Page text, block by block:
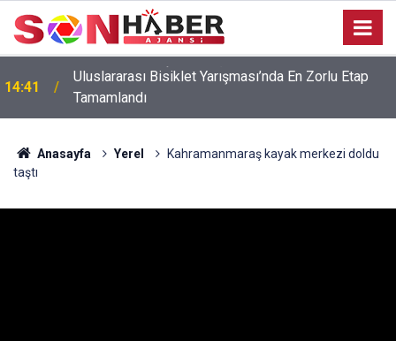
14:41
Uluslararası Bisiklet Yarışması’nda En Zorlu Etap
Tamamlandı
Anasayfa Yerel
Kahramanmaraş kayak merkezi doldu
taştı